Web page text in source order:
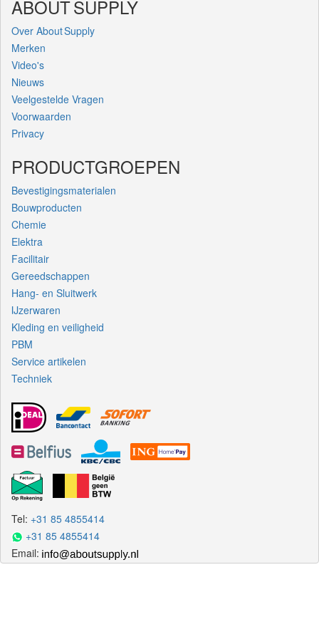
ABOUT SUPPLY
Over About Supply
Merken
Video's
Nieuws
Veelgestelde Vragen
Voorwaarden
Privacy
PRODUCTGROEPEN
Bevestigingsmaterialen
Bouwproducten
Chemie
Elektra
Facilitair
Gereedschappen
Hang- en Sluitwerk
IJzerwaren
Kleding en veiligheid
PBM
Service artikelen
Techniek
Tel: +31 85 4855414
+31 85 4855414
Email: